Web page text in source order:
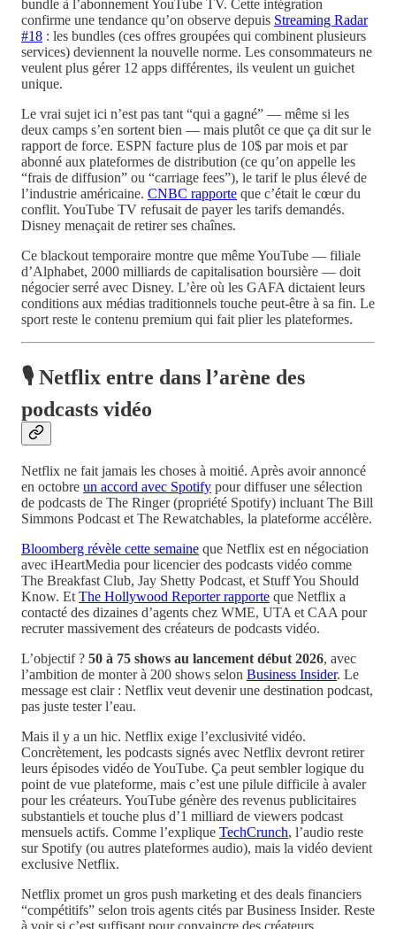
bundle à l’abonnement YouTube TV. Cette intégration
confirme une tendance qu’on observe depuis Streaming Radar
#18 : les bundles (ces offres groupées qui combinent plusieurs
services) deviennent la nouvelle norme. Les consommateurs ne
veulent plus gérer 12 apps différentes, ils veulent un guichet
unique.
Le vrai sujet ici n’est pas tant “qui a gagné” — même si les
deux camps s’en sortent bien — mais plutôt ce que ça dit sur le
rapport de force. ESPN facture plus de 10$ par mois et par
abonné aux plateformes de distribution (ce qu’on appelle les
“frais de diffusion” ou “carriage fees”), le tarif le plus élevé de
l’industrie américaine. CNBC rapporte que c’était le cœur du
conflit. YouTube TV refusait de payer les tarifs demandés.
Disney menaçait de retirer ses chaînes.
Ce blackout temporaire montre que même YouTube — filiale
d’Alphabet, 2000 milliards de capitalisation boursière — doit
négocier serré avec Disney. L’ère où les GAFA dictaient leurs
conditions aux médias traditionnels touche peut-être à sa fin. Le
sport reste le contenu premium qui fait plier les plateformes.
🎙️ Netflix entre dans l’arène des
podcasts vidéo
Netflix ne fait jamais les choses à moitié. Après avoir annoncé
en octobre un accord avec Spotify pour diffuser une sélection
de podcasts de The Ringer (propriété Spotify) incluant The Bill
Simmons Podcast et The Rewatchables, la plateforme accélère.
Bloomberg révèle cette semaine que Netflix est en négociation
avec iHeartMedia pour licencier des podcasts vidéo comme
The Breakfast Club, Jay Shetty Podcast, et Stuff You Should
Know. Et The Hollywood Reporter rapporte que Netflix a
contacté des dizaines d’agents chez WME, UTA et CAA pour
recruter massivement des créateurs de podcasts vidéo.
L’objectif ? 50 à 75 shows au lancement début 2026, avec
l’ambition de monter à 200 shows selon Business Insider. Le
message est clair : Netflix veut devenir une destination podcast,
pas juste tester l’eau.
Mais il y a un hic. Netflix exige l’exclusivité vidéo.
Concrètement, les podcasts signés avec Netflix devront retirer
leurs épisodes vidéo de YouTube. Ça peut sembler logique du
point de vue plateforme, mais c’est une pilule difficile à avaler
pour les créateurs. YouTube génère des revenus publicitaires
substantiels et touche plus d’1 milliard de viewers podcast
mensuels actifs. Comme l’explique TechCrunch, l’audio reste
sur Spotify (ou autres plateformes audio), mais la vidéo devient
exclusive Netflix.
Netflix promet un gros push marketing et des deals financiers
“compétitifs” selon trois agents cités par Business Insider. Reste